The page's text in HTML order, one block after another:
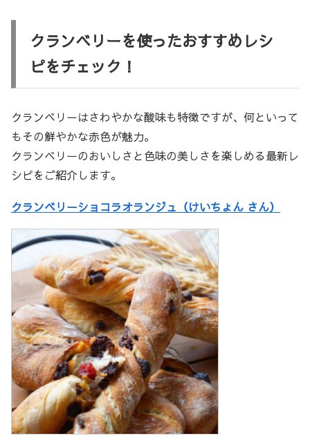
クランベリーを使ったおすすめレシ
ピをチェック！
クランベリーはさわやかな酸味も特徴ですが、何といって
もその鮮やかな赤色が魅力。
クランベリーのおいしさと色味の美しさを楽しめる最新レ
シピをご紹介します。
クランベリーショコラオランジュ（けいちょん さん）